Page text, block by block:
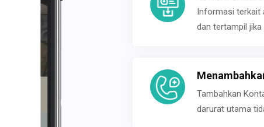
Informasi terkait
dan tertampil jika
Tambahkan
darurat utama